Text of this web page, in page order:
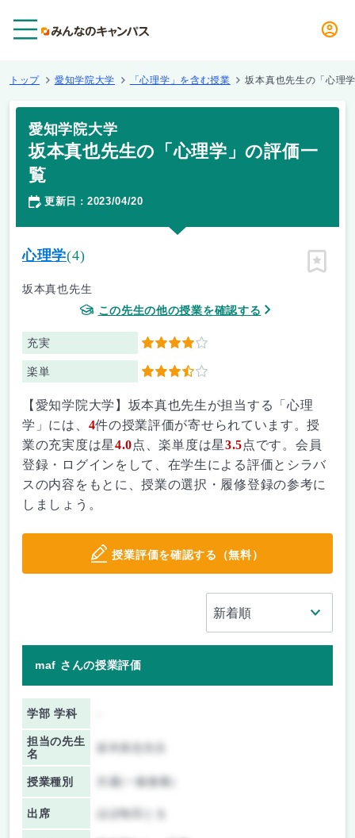
トップ 愛知学院大学 「心理学」を含む授業 坂本真也先生の「心理
愛知学院大学
坂本真也先生の「心理学」の評価一
覧
更新日 ： 2023/04/20
心理学(4)
坂本真也先生
この先生の他の授業を確認する
充実 4
楽単 3.5
ピン留
【愛知学院大学】坂本真也先生が担当する「心理
学」には、 4件の授業評価が寄せられています。授
業の充実度は星4.0点、楽単度は星3.5点です。会員
登録・ログインをして、在学生による評価とシラバ
スの内容をもとに、授業の選択・履修登録の参考に
しましょう。
授業評価を確認する（無料）
maf さんの授業評価
学部 学科
担当の先生
名
授業種別 共通(一般教養)
出席 ほぼ毎回とる